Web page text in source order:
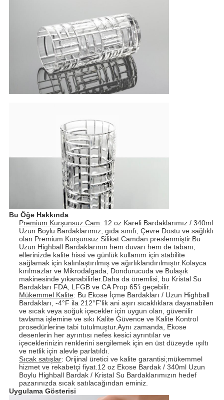
Bu Öğe Hakkında
Premium Kurşunsuz Cam: 12 oz Kareli Bardaklarımız / 340ml
Uzun Boylu Bardaklarımız, gıda sınıfı, Çevre Dostu ve sağlıklı
olan Premium Kurşunsuz Silikat Camdan preslenmiştir.Bu
Uzun Highball Bardaklarının hem duvarı hem de tabanı,
ellerinizde kalite hissi ve günlük kullanım için stabilite
sağlamak için kalınlaştırılmış ve ağırlıklandırılmıştır.Kolayca
kırılmazlar ve Mikrodalgada, Dondurucuda ve Bulaşık
makinesinde yıkanabilirler.Daha da önemlisi, bu Kristal Su
Bardakları FDA, LFGB ve CA Prop 65'i geçebilir.
Mükemmel Kalite: Bu Ekose İçme Bardakları / Uzun Highball
Bardakları, -4°F ila 212°F'lik ani aşırı sıcaklıklara dayanabilen
ve sıcak veya soğuk içecekler için uygun olan, güvenilir
tavlama işlemine ve sıkı Kalite Güvence ve Kalite Kontrol
prosedürlerine tabi tutulmuştur.Aynı zamanda, Ekose
desenlerin her ayrıntısı nefes kesici ayrıntılar ve
içeceklerinizin renklerini sergilemek için en üst düzeyde ışıltı
ve netlik için alevle parlatıldı.
Sıcak satışlar: Orijinal üretici ve kalite garantisi;mükemmel
hizmet ve rekabetçi fiyat.12 oz Ekose Bardak / 340ml Uzun
Boylu Highball Bardak / Kristal Su Bardaklarımızın hedef
pazarınızda sıcak satılacağından eminiz.
Uygulama Gösterisi